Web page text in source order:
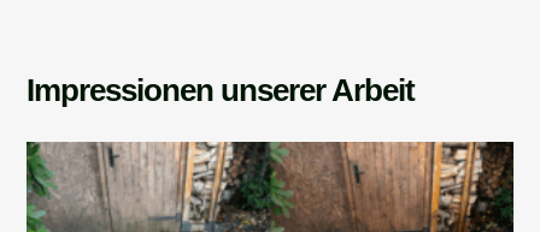
Impressionen unserer Arbeit